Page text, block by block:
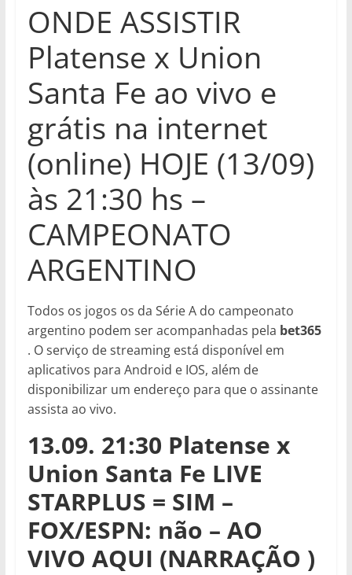
ONDE ASSISTIR
Platense x Union
Santa Fe ao vivo e
grátis na internet
(online) HOJE (13/09)
às 21:30 hs –
CAMPEONATO
ARGENTINO
Todos os jogos os da Série A do campeonato
argentino podem ser acompanhadas pela bet365
. O serviço de streaming está disponível em
aplicativos para Android e IOS, além de
disponibilizar um endereço para que o assinante
assista ao vivo.
13.09. 21:30 Platense x
Union Santa Fe LIVE
STARPLUS = SIM –
FOX/ESPN: não – AO
VIVO AQUI (NARRAÇÃO )